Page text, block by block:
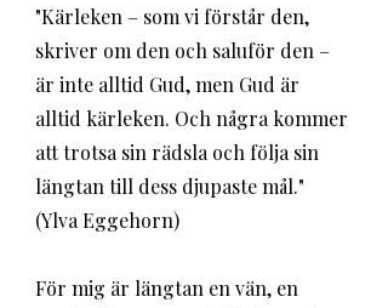
"Kärleken – som vi förstår den,
skriver om den och saluför den –
är inte alltid Gud, men Gud är
alltid kärleken. Och några kommer
att trotsa sin rädsla och följa sin
längtan till dess djupaste mål."
(Ylva Eggehorn)
För mig är längtan en vän, en